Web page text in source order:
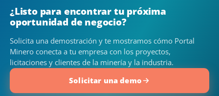
¿Listo para encontrar tu próxima
oportunidad de negocio?
Solicita una demostración y te mostramos cómo Portal
Minero conecta a tu empresa con los proyectos,
licitaciones y clientes de la minería y la industria.
Solicitar una demo